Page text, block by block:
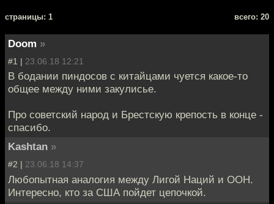
cтраницы: 1 всего: 20
Doom »
#1 | 23.06.18 12:21
В бодании пиндосов с китайцами чуется какое-то
общее между ними закулисье.
Про советский народ и Брестскую крепость в конце -
спасибо.
Kashtan »
#2 | 23.06.18 14:37
Любопытная аналогия между Лигой Наций и ООН.
Интересно, кто за США пойдет цепочкой.